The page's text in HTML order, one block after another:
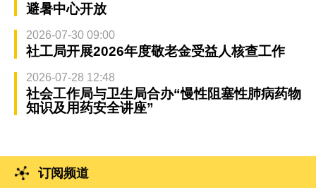
避暑中心开放
2026-07-30 09:00
社工局开展2026年度敬老金受益人核查工作
2026-07-28 12:48
社会工作局与卫生局合办“慢性阻塞性肺病药物
知识及用药安全讲座”
订阅频道